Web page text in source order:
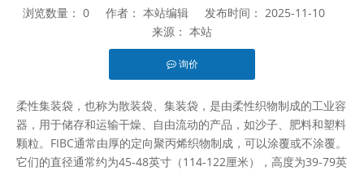
浏览数量： 0 作者： 本站编辑 发布时间： 2025-11-10
来源： 本站
询价
柔性集装袋，也称为散装袋、集装袋，是由柔性织物制成的工业容
器，用于储存和运输干燥、自由流动的产品，如沙子、肥料和塑料
颗粒。FIBC通常由厚的定向聚丙烯织物制成，可以涂覆或不涂覆。
它们的直径通常约为45-48英寸（114-122厘米），高度为39-79英